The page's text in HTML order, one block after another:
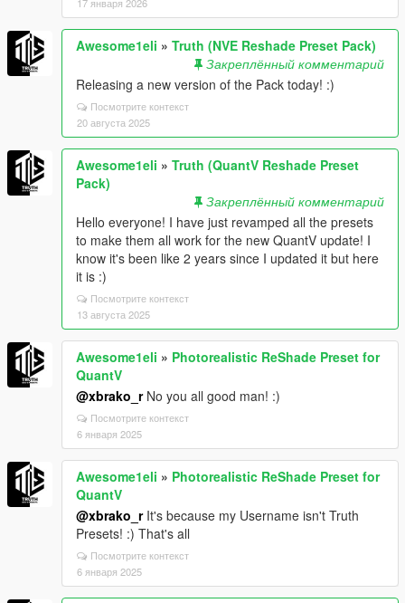
Awesome1eli » Truth (NVE Reshade Preset Pack)
Закреплённый комментарий
Releasing a new version of the Pack today! :)
Посмотрите контекст
20 августа 2025
Awesome1eli » Truth (QuantV Reshade Preset
Pack)
Закреплённый комментарий
Hello everyone! I have just revamped all the presets
to make them all work for the new QuantV update! I
know it's been like 2 years since I updated it but here
it is :)
Посмотрите контекст
13 августа 2025
Awesome1eli » Photorealistic ReShade Preset for
QuantV
@xbrako_rNo you all good man! :)
Посмотрите контекст
6 января 2025
Awesome1eli » Photorealistic ReShade Preset for
QuantV
@xbrako_rIt's because my Username isn't Truth
Presets! :) That's all
Посмотрите контекст
6 января 2025